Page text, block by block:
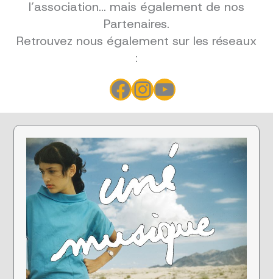
l’association… mais également de nos
Partenaires.
Retrouvez nous également sur les réseaux
:
Facebook
Instagram
YouTube